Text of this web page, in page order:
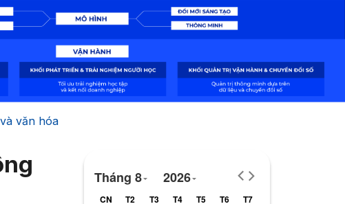
văn hóa
Tháng 8 2026
CN T2 T3 T4 T5 T6 T7